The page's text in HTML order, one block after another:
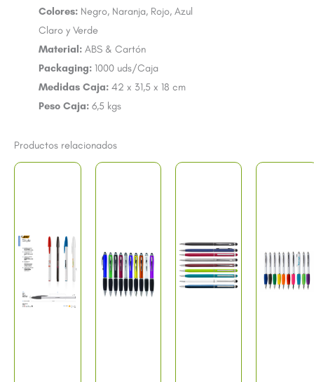
Colores: Negro, Naranja, Rojo, Azul
Claro y Verde
Material: ABS & Cartón
Packaging: 1000 uds/Caja
Medidas Caja: 42 x 31,5 x 18 cm
Peso Caja: 6,5 kgs
Productos relacionados